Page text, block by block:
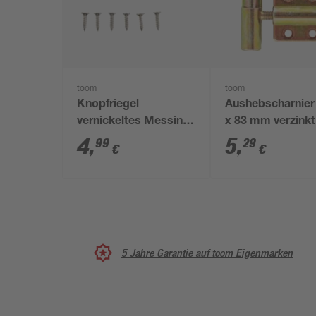
toom
Knopfriegel
vernickeltes Messing
25 x 40 mm
4,99 €
toom
x 83 mm verzinkt
5,29 €
5 Jahre Garantie auf toom Eigenmarken